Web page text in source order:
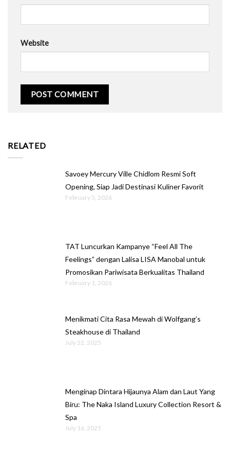
Website
RELATED
Savoey Mercury Ville Chidlom Resmi Soft
Opening, Siap Jadi Destinasi Kuliner Favorit
February 5, 2026
TAT Luncurkan Kampanye “Feel All The
Feelings” dengan Lalisa LISA Manobal untuk
Promosikan Pariwisata Berkualitas Thailand
February 1, 2026
Menikmati Cita Rasa Mewah di Wolfgang’s
Steakhouse di Thailand
July 22, 2025
Menginap Dintara Hijaunya Alam dan Laut Yang
Biru: The Naka Island Luxury Collection Resort &
Spa
July 16, 2025